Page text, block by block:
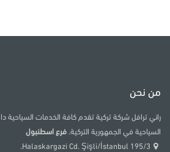
من نحن
راني ترافل شركة تركية تقدم كافة الخدمات السياحية
السياحية في الجمهورية التركية. فرع اسطنبول
195/3 Halaskargazi Cd. Şişli/İstanbul.